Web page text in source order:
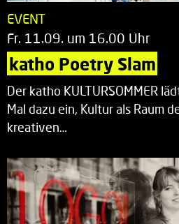
EVENT
Fr. 11.09. um 16.00 Uhr
katho Poetry Slam
Der katho KULTURSOMMER
Mal dazu ein, Kultur als Raum
kreativen…